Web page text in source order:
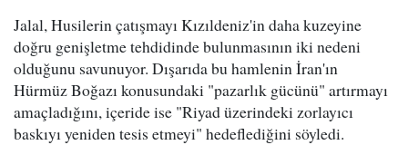
Jalal, Husilerin çatışmayı Kızıldeniz'in daha kuzeyine
doğru genişletme tehdidinde bulunmasının iki nedeni
olduğunu savunuyor. Dışarıda bu hamlenin İran'ın
Hürmüz Boğazı konusundaki "pazarlık gücünü" artırmayı
amaçladığını, içeride ise "Riyad üzerindeki zorlayıcı
baskıyı yeniden tesis etmeyi" hedeflediğini söyledi.